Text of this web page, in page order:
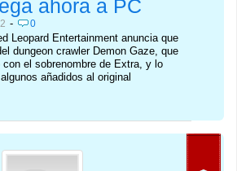
ahora a PC
- 0
Leopard Entertainment anuncia que
dungeon crawler Demon Gaze, que
con el sobrenombre de Extra, y lo
añadidos al original